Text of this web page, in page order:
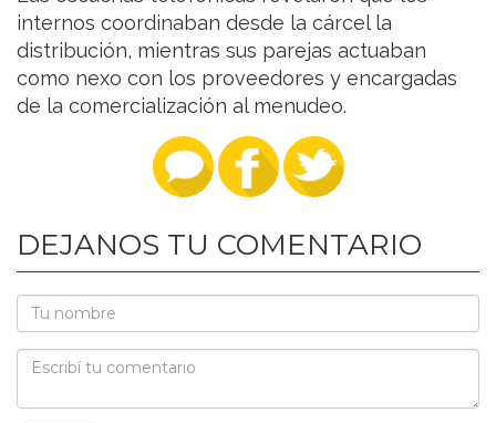
internos coordinaban desde la cárcel la
distribución, mientras sus parejas actuaban
como nexo con los proveedores y encargadas
de la comercialización al menudeo.
DEJANOS TU COMENTARIO